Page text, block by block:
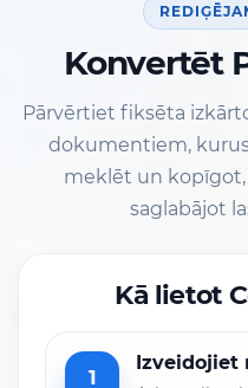
Konvertēt
Pārvērtiet fiksēta
dokumentiem,
meklēt un kopīgot,
saglabājot
Kā lietot
1
Izveidojiet